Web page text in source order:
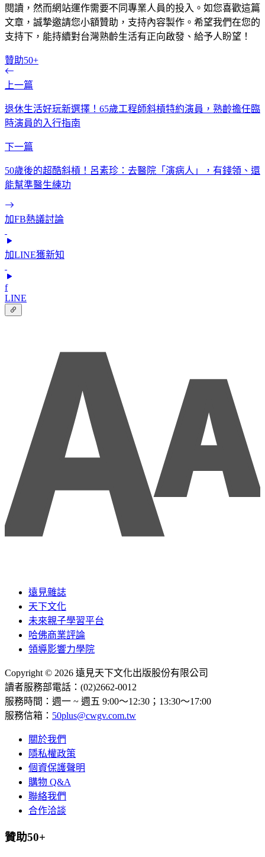
閱讀，然而網站運作需要不同專業人員的投入。如您喜歡這篇
文章，誠摯邀請您小額贊助，支持內容製作。希望我們在您的
支持下，能持續對台灣熟齡生活有正向啟發、給予人盼望！
贊助50+
上一篇
退休生活好玩新選擇！65歲工程師斜槓特約演員，熟齡擔任臨
時演員的入行指南
下一篇
50歲後的超酷斜槓！呂素珍：去醫院「演病人」，有錢領、還
能幫準醫生練功
加FB熱議討論
加LINE獲新知
f
LINE
遠見雜誌
天下文化
未來親子學習平台
哈佛商業評論
領導影響力學院
Copyright © 2026 遠見天下文化出版股份有限公司
讀者服務部電話：(02)2662-0012
服務時間：週一 ~ 週五 9:00～12:30；13:30～17:00
服務信箱： 50plus@cwgv.com.tw
關於我們
隱私權政策
個資保護聲明
購物 Q&A
聯絡我們
合作洽談
贊助50+